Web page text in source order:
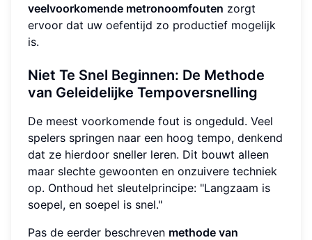
veelvoorkomende metronoomfouten zorgt
ervoor dat uw oefentijd zo productief mogelijk
is.
Niet Te Snel Beginnen: De Methode
van Geleidelijke Tempoversnelling
De meest voorkomende fout is ongeduld. Veel
spelers springen naar een hoog tempo, denkend
dat ze hierdoor sneller leren. Dit bouwt alleen
maar slechte gewoonten en onzuivere techniek
op. Onthoud het sleutelprincipe: "Langzaam is
soepel, en soepel is snel."
Pas de eerder beschreven methode van